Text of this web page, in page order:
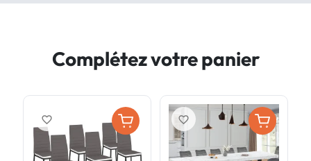
Complétez votre panier
favorite_border favorite_border